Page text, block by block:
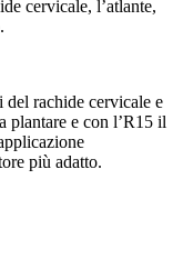
cervicale, l’atlante,
del rachide cervicale e
plantare e con l’R15 il
più adatto.